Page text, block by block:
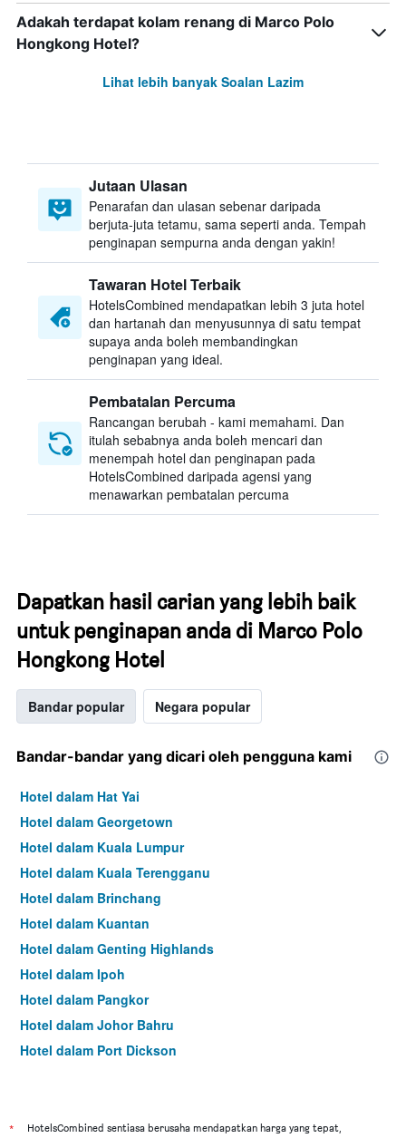
Adakah terdapat kolam renang di Marco Polo
Hongkong Hotel?
Lihat lebih banyak Soalan Lazim
Jutaan Ulasan
Penarafan dan ulasan sebenar daripada
berjuta-juta tetamu, sama seperti anda. Tempah
penginapan sempurna anda dengan yakin!
Tawaran Hotel Terbaik
HotelsCombined mendapatkan lebih 3 juta hotel
dan hartanah dan menyusunnya di satu tempat
supaya anda boleh membandingkan
penginapan yang ideal.
Pembatalan Percuma
Rancangan berubah - kami memahami. Dan
itulah sebabnya anda boleh mencari dan
menempah hotel dan penginapan pada
HotelsCombined daripada agensi yang
menawarkan pembatalan percuma
Dapatkan hasil carian yang lebih baik
untuk penginapan anda di Marco Polo
Hongkong Hotel
Bandar popular Negara popular
Bandar-bandar yang dicari oleh pengguna kami
Hotel dalam Hat Yai
Hotel dalam Georgetown
Hotel dalam Kuala Lumpur
Hotel dalam Kuala Terengganu
Hotel dalam Brinchang
Hotel dalam Kuantan
Hotel dalam Genting Highlands
Hotel dalam Ipoh
Hotel dalam Pangkor
Hotel dalam Johor Bahru
Hotel dalam Port Dickson
*
HotelsCombined sentiasa berusaha mendapatkan harga yang tepat,